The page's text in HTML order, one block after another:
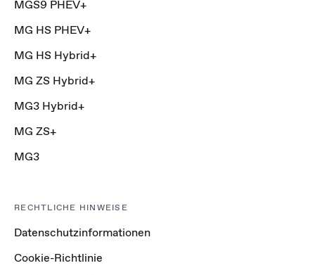
MGS9 PHEV+
MG HS PHEV+
MG HS Hybrid+
MG ZS Hybrid+
MG3 Hybrid+
MG ZS+
MG3
RECHTLICHE HINWEISE
Datenschutzinformationen
Cookie-Richtlinie